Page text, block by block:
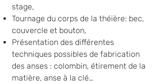
stage,
Tournage du corps de la théière: bec,
couvercle et bouton,
Présentation des différentes
techniques possibles de fabrication
des anses : colombin, étirement de la
matière, anse à la clé…